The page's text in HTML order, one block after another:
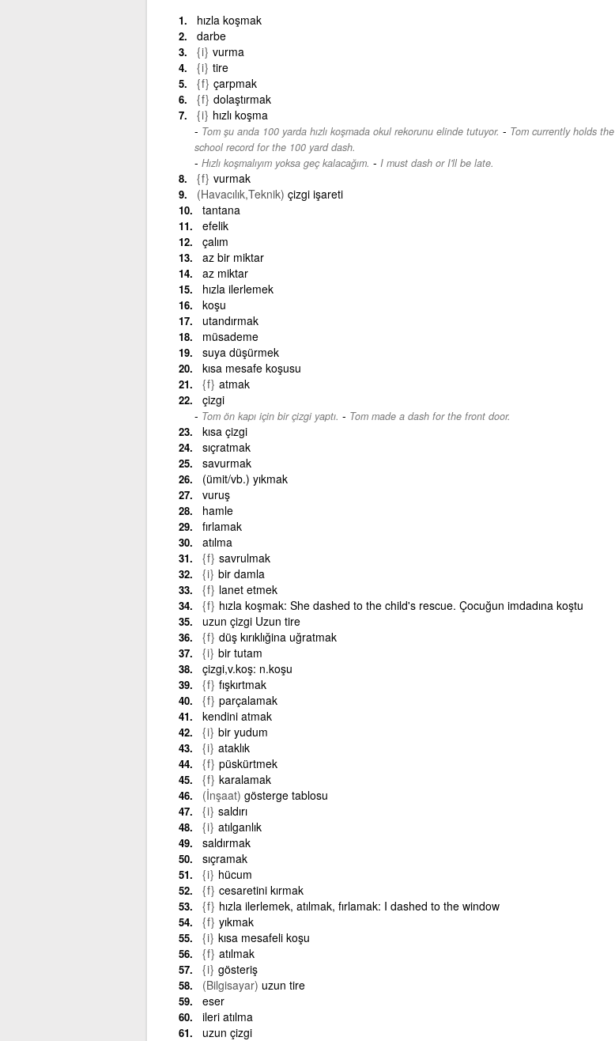
hızla koşmak
darbe
{i} vurma
{i} tire
{f} çarpmak
{f} dolaştırmak
{i} hızlı koşma
Tom şu anda 100 yarda hızlı koşmada okul rekorunu elinde tutuyor. - Tom currently holds the
school record for the 100 yard dash.
Hızlı koşmalıyım yoksa geç kalacağım. - I must dash or I'll be late.
{f} vurmak
(Havacılık,Teknik) çizgi işareti
tantana
efelik
çalım
az bir miktar
az miktar
hızla ilerlemek
koşu
utandırmak
müsademe
suya düşürmek
kısa mesafe koşusu
{f} atmak
çizgi
Tom ön kapı için bir çizgi yaptı. - Tom made a dash for the front door.
kısa çizgi
sıçratmak
savurmak
(ümit/vb.) yıkmak
vuruş
hamle
fırlamak
atılma
{f} savrulmak
{i} bir damla
{f} lanet etmek
{f} hızla koşmak: She dashed to the child's rescue. Çocuğun imdadına koştu
uzun çizgi Uzun tire
{f} düş kırıklığina uğratmak
{i} bir tutam
çizgi,v.koş: n.koşu
{f} fışkırtmak
{f} parçalamak
kendini atmak
{i} bir yudum
{i} ataklık
{f} püskürtmek
{f} karalamak
(İnşaat) gösterge tablosu
{i} saldırı
{i} atılganlık
saldırmak
sıçramak
{i} hücum
{f} cesaretini kırmak
{f} hızla ilerlemek, atılmak, fırlamak: I dashed to the window
{f} yıkmak
{i} kısa mesafeli koşu
{f} atılmak
{i} gösteriş
(Bilgisayar) uzun tire
eser
ileri atılma
uzun çizgi